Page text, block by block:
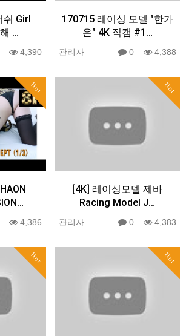
쉬 Girl
…
4,390
170715 레이싱 모델 "한가
은" 4K 직캠 #1…
관리자 0 4,388
Hot
4,386
Hot
[4K] 레이싱모델 제바
Racing Model J…
관리자 0 4,383
Hot Hot